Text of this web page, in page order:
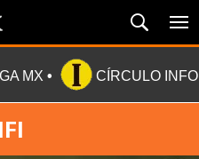
MX CÍRCULO